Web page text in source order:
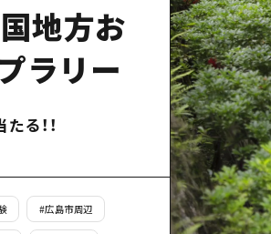
地方お
ラリー
る！！
#広島市周辺